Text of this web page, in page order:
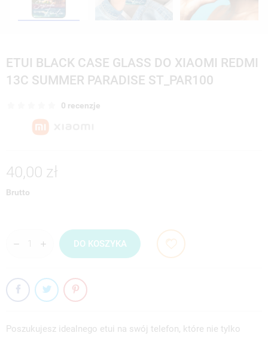
ETUI BLACK CASE GLASS DO XIAOMI REDMI
13C SUMMER PARADISE ST_PAR100
0 recenzje
40,00 zł
Brutto
DO KOSZYKA
Poszukujesz idealnego etui na swój telefon, które nie tylko